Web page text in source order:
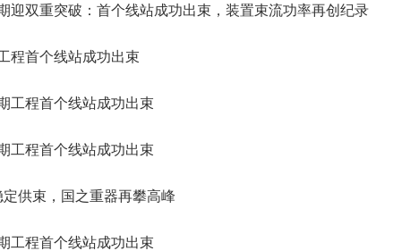
迎双重突破：首个线站成功出束，装置束流功率再创纪录
程首个线站成功出束
工程首个线站成功出束
工程首个线站成功出束
定供束，国之重器再攀高峰
工程首个线站成功出束